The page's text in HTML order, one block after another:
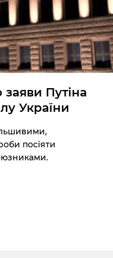
Путіна
України
посіяти